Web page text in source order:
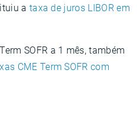
a taxa de juros LIBOR em
SOFR a 1 mês, também
CME Term SOFR com